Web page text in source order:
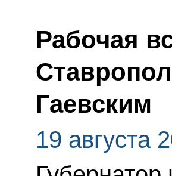
Рабочая
Гаевским
19 августа